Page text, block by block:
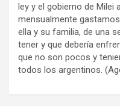
ley y el gobierno de Milei
mensualmente
ella y su familia, de una
tener y que debería
que no son pocos y
todos los argentinos.